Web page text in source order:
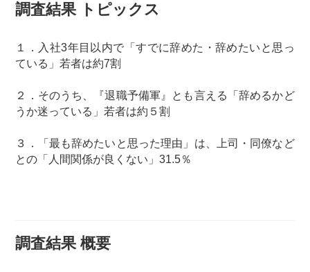
調査結果 トピックス
１．入社3年目以内で「すでに辞めた・辞めたいと思っ
ている」若者は約7割
２．そのうち、『退職予備軍』とも言える「辞めるかど
うか迷っている」若者は約５割
３．「最も辞めたいと思った理由」は、上司・同僚など
との「人間関係が良くない」31.5％
調査結果 概要